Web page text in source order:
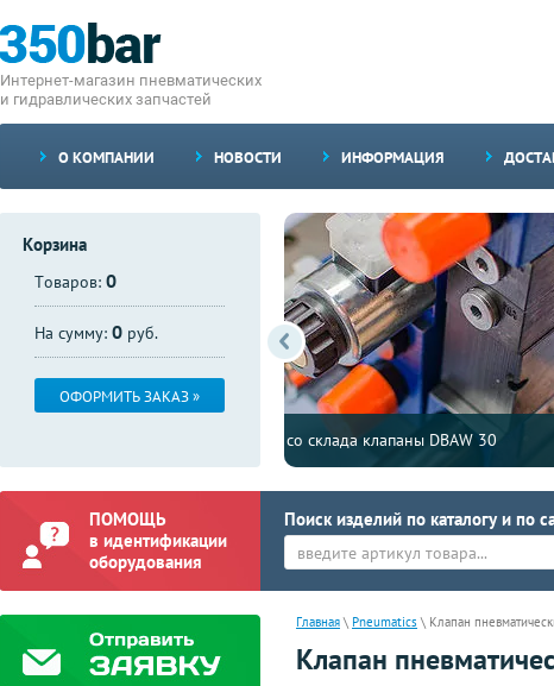
Интернет-магазин пневматических
и гидравлических запчастей
О КОМПАНИИ НОВОСТИ ИНФОРМАЦИЯ
Корзина
Товаров: 0
На сумму: 0 руб.
ОФОРМИТЬ ЗАКАЗ »
Фитинг в наличии со склада
ПОМОЩЬ
в идентификации
оборудования
Поиск изделий по каталогу и по
Главная\ Pneumatics \ Клапан
Клапан